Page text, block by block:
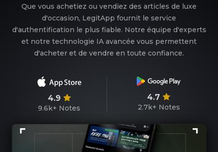
Que vous achetiez ou vendiez des articles de luxe
d'occasion, LegitApp fournit le service
d'authentification le plus fiable. Notre équipe d'experts
et notre technologie IA avancée vous permettent
d'acheter et de vendre en toute confiance.
4.9
9.6k+ Notes
4.7
2.7k+ Notes